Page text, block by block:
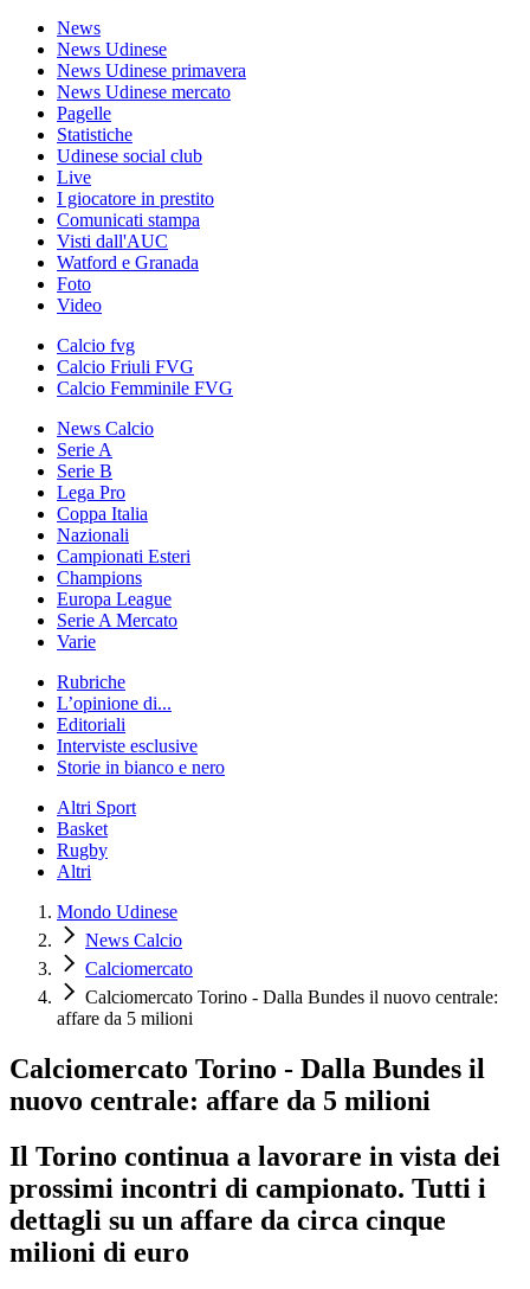
News
News Udinese
News Udinese primavera
News Udinese mercato
Pagelle
Statistiche
Udinese social club
Live
I giocatore in prestito
Comunicati stampa
Visti dall'AUC
Watford e Granada
Foto
Video
Calcio fvg
Calcio Friuli FVG
Calcio Femminile FVG
News Calcio
Serie A
Serie B
Lega Pro
Coppa Italia
Nazionali
Campionati Esteri
Champions
Europa League
Serie A Mercato
Varie
Rubriche
L’opinione di...
Editoriali
Interviste esclusive
Storie in bianco e nero
Altri Sport
Basket
Rugby
Altri
Mondo Udinese
News Calcio
Calciomercato
Calciomercato Torino - Dalla Bundes il nuovo centrale:
affare da 5 milioni
Calciomercato Torino - Dalla Bundes il
nuovo centrale: affare da 5 milioni
Il Torino continua a lavorare in vista dei
prossimi incontri di campionato. Tutti i
dettagli su un affare da circa cinque
milioni di euro